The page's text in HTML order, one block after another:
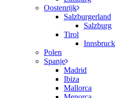
Oostenrijk
Salzburgerland
Salzburg
Tirol
Innsbruck
Polen
Spanje
Madrid
Ibiza
Mallorca